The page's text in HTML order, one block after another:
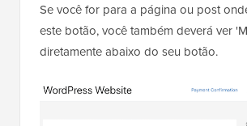
Se você for para a página ou post
este botão, você também deverá ver
diretamente abaixo do seu botão.